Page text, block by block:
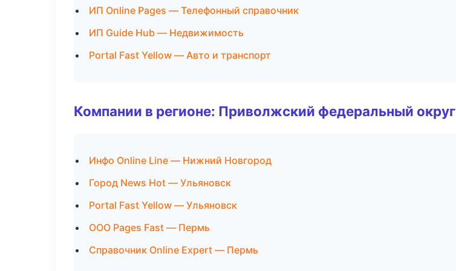
ИП Online Pages — Телефонный справочник
ИП Guide Hub — Недвижимость
Portal Fast Yellow — Авто и транспорт
Компании в регионе: Приволжский федеральный округ
Инфо Online Line — Нижний Новгород
Город News Hot — Ульяновск
Portal Fast Yellow — Ульяновск
ООО Pages Fast — Пермь
Справочник Online Expert — Пермь